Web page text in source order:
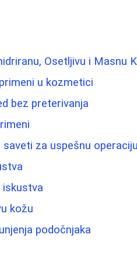
Osetljivu i Masnu
u kozmetici
bez preterivanja
za uspešnu operaciju
iskustva
kožu
podočnjaka